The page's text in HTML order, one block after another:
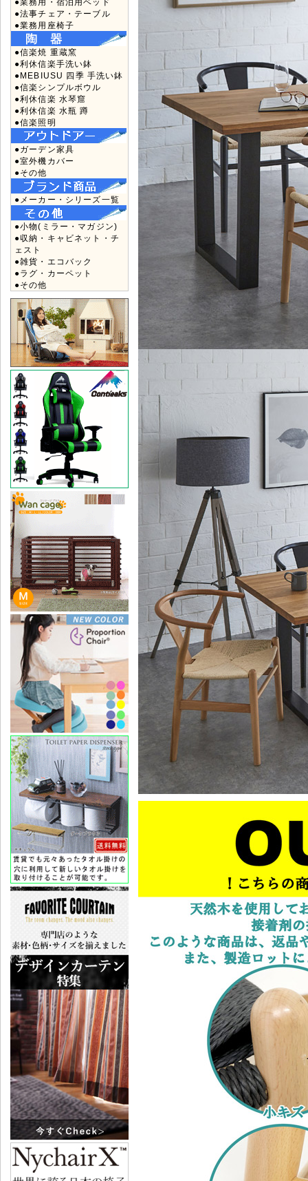
●法事チェア・テーブル
●業務用座椅子
●信楽焼 重蔵窯
●利休信楽手洗い鉢
●MEBIUSU 四季 手洗い鉢
●信楽シンプルボウル
●利休信楽 水琴窟
●利休信楽 水瓶 蹲
●信楽照明
●ガーデン家具
●室外機カバー
●その他
●メーカー・シリーズ一覧
●小物(ミラー・マガジン)
●収納・キャビネット・チ
ェスト
●雑貨・エコバック
●ラグ・カーペット
●その他